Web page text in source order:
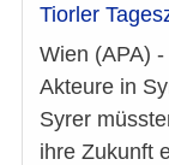
Tiorler
Wien (APA)
Akteure in
Syrer
ihre Zukunft